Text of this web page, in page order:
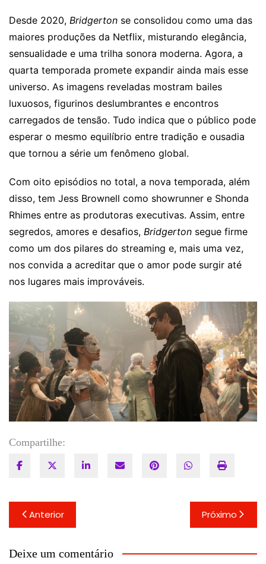
Desde 2020, Bridgerton se consolidou como uma das
maiores produções da Netflix, misturando elegância,
sensualidade e uma trilha sonora moderna. Agora, a
quarta temporada promete expandir ainda mais esse
universo. As imagens reveladas mostram bailes
luxuosos, figurinos deslumbrantes e encontros
carregados de tensão. Tudo indica que o público pode
esperar o mesmo equilíbrio entre tradição e ousadia
que tornou a série um fenômeno global.
Com oito episódios no total, a nova temporada, além
disso, tem Jess Brownell como showrunner e Shonda
Rhimes entre as produtoras executivas. Assim, entre
segredos, amores e desafios, Bridgerton segue firme
como um dos pilares do streaming e, mais uma vez,
nos convida a acreditar que o amor pode surgir até
nos lugares mais improváveis.
Compartilhe:
Navegação
de
Post
Anterior Próximo
Deixe um comentário